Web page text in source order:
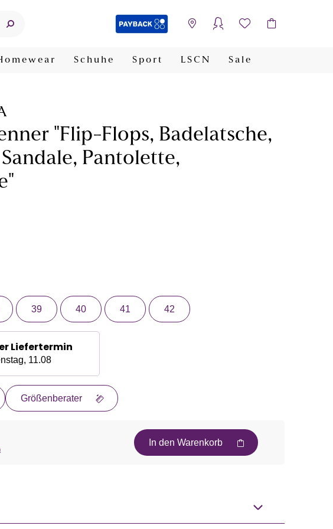
Schuhe Sport LSCN Sale
"Flip-Flops, Badelatsche,
Pantolette,
39 40 41 42
Liefertermin
11.08
Größenberater
In den Warenkorb